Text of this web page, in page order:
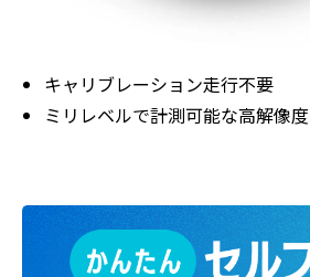
キャリブレーション走行不要
ミリレベルで計測可能な高解像